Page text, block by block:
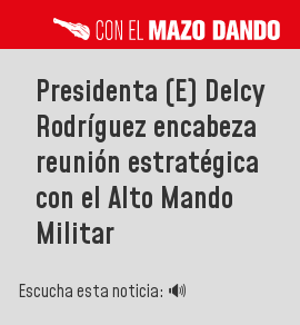
Presidenta (E) Delcy
Rodríguez encabeza
reunión estratégica
con el Alto Mando
Militar
Escucha esta noticia: 🔊